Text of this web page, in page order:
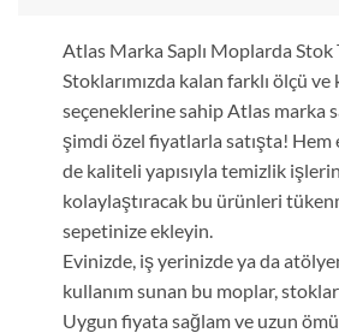
Atlas Marka Saplı Moplarda Stok
Stoklarımızda kalan farklı ölçü ve
seçeneklerine sahip Atlas marka
şimdi özel fiyatlarla satışta! Hem
de kaliteli yapısıyla temizlik
kolaylaştıracak bu ürünleri
sepetinize ekleyin.
Evinizde, iş yerinizde ya da
kullanım sunan bu moplar,
Uygun fiyata sağlam ve uzun